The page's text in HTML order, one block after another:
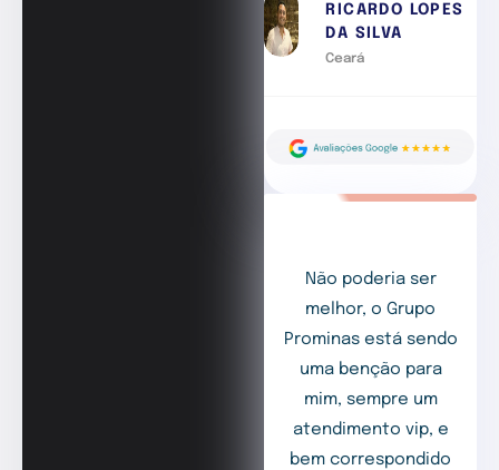
RICARDO LOPES
DA SILVA
Ceará
Não poderia ser
melhor, o Grupo
Prominas está sendo
uma benção para
mim, sempre um
atendimento vip, e
bem correspondido